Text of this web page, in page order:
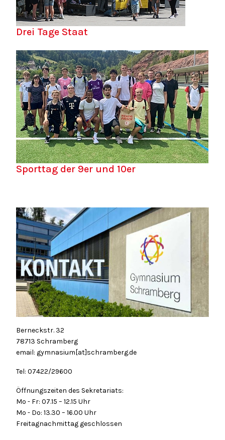
Drei Tage Staat
Sporttag der 9er und 10er
Berneckstr. 32
78713 Schramberg
email: gymnasium[at]schramberg.de
Tel: 07422/29600
Öffnungszeiten des Sekretariats:
Mo - Fr: 07.15 – 12.15 Uhr
Mo - Do: 13.30 – 16.00 Uhr
Freitagnachmittag geschlossen